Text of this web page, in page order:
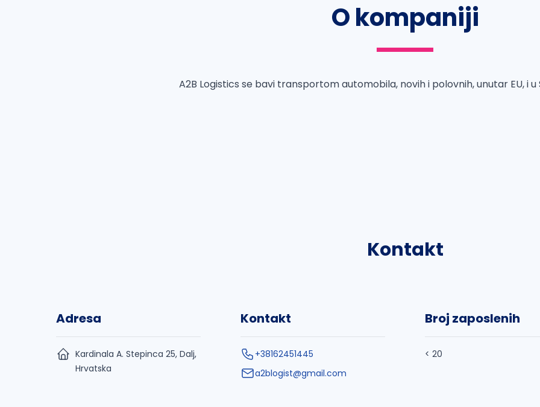
O kompaniji
A2B Logistics se bavi transportom automobila, novih i polovnih, unutar EU, i u
Kontakt
Adresa
Kardinala A. Stepinca 25, Dalj,
Hrvatska
Kontakt
+38162451445
a2blogist@gmail.com
Broj zaposlenih
< 20